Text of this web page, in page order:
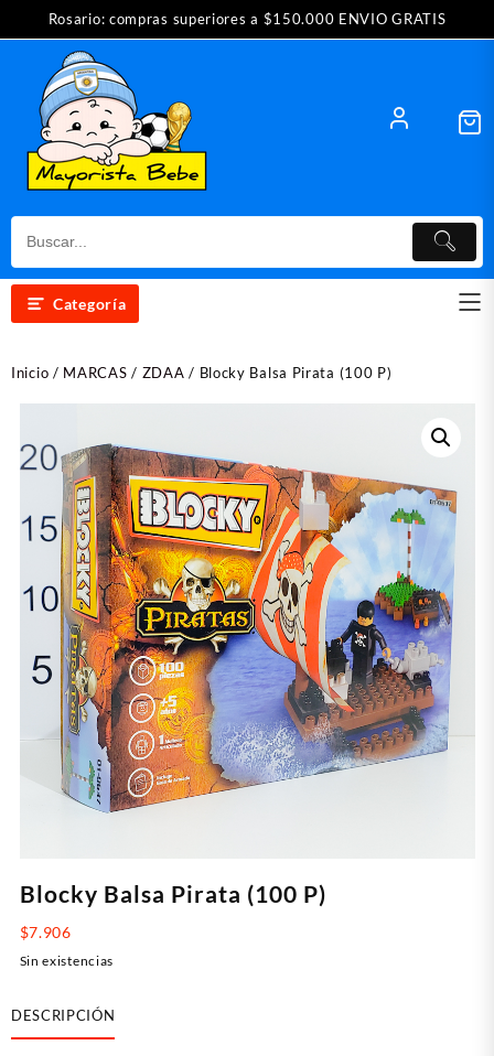
contenido
Rosario: compras superiores a $150.000 ENVIO GRATIS
Categoría
Inicio / MARCAS / ZDAA / Blocky Balsa Pirata (100 P)
Blocky Balsa Pirata (100 P)
$7.906
Sin existencias
DESCRIPCIÓN